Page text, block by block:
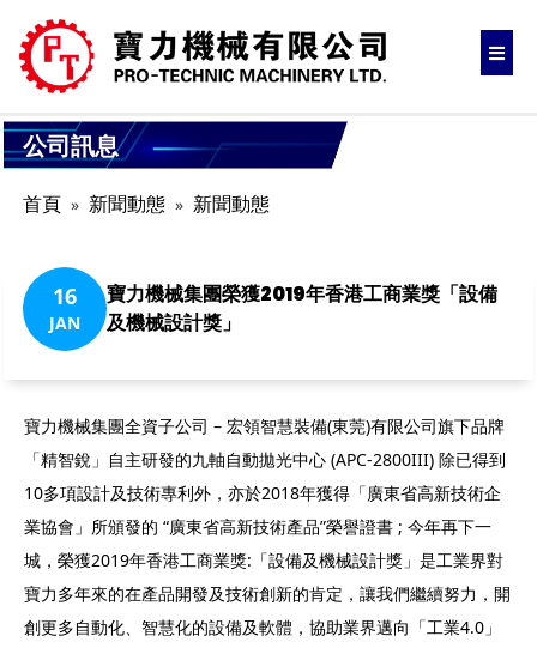
公司訊息
首頁 新聞動態 新聞動態
16
JAN
寶力機械集團榮獲2019年香港工商業獎「設備
及機械設計獎」
寶力機械集團全資子公司 – 宏領智慧裝備(東莞)有限公司旗下品牌
「精智銳」自主研發的九軸自動拋光中心 (APC-2800III) 除已得到
10多項設計及技術專利外，亦於2018年獲得「廣東省高新技術企
業協會」所頒發的 “廣東省高新技術產品”榮譽證書 ; 今年再下一
城，榮獲2019年香港工商業獎:「設備及機械設計獎」是工業界對
寶力多年來的在產品開發及技術創新的肯定，讓我們繼續努力，開
創更多自動化、智慧化的設備及軟體，協助業界邁向「工業4.0」